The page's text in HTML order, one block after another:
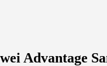
Advantage